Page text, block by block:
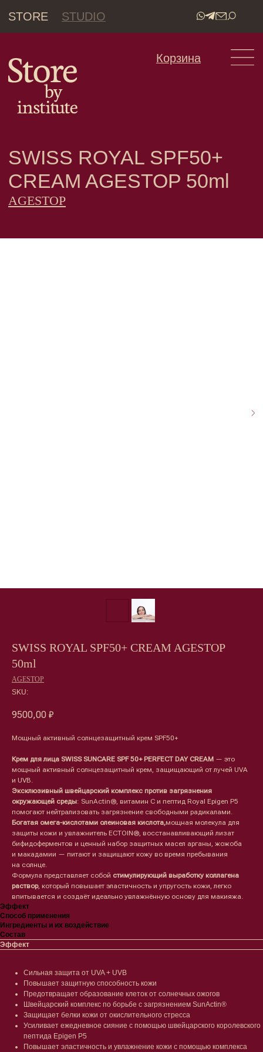
STORE STUDIO
•
SWISS ROYAL SPF50+
SWISS ROYAL SPF50+ CREAM AGESTOP
50ml
AGESTOP
SKU:
9500,00 ₽
Мощный активный солнцезащитный крем SPF50+
Крем для лица SWISS SUNCARE SPF 50+ PERFECT DAY CREAM — это
мощный активный солнцезащитный крем, защищающий от лучей UVA
и UVB.
Эксклюзивный швейцарский комплекс против загрязнения
окружающей среды: SunActin®, витамин C и пептид Royal Epigen P5
помогают нейтрализовать загрязнение свободными радикалами.
Богатая омега-кислотами олеиновая кислота,мощная молекула для
защиты кожи и увлажнитель ECTOIN®, восстанавливающий лизат
бифидоферментов и ценный набор защитных масел арганы, жожоба
и макадамии — питают и защищают кожу во время пребывания
на солнце.
Формула представляет собой стимулирующий выработку коллагена
раствор, который повышает эластичность и упругость кожи, легко
впитывается и создаёт идеально увлажнённую основу для макияжа.
Эффект
Способ применения
Ингредиенты и их воздействие
Состав
Эффект
Сильная защита от UVA + UVB
Повышает защитную способность кожи
Предотвращает образование клеток от солнечных ожогов
Швейцарский комплекс по борьбе с загрязнением SunActin®
Защищает белки кожи от окислительного стресса
Усиливает ежедневное сияние с помощью швейцарского королевского
пептида Epigen P5
Повышает эластичность и увлажнение кожи с помощью комплекса